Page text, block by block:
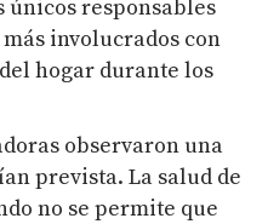
únicos responsables
involucrados con
hogar durante los
observaron una
prevista. La salud de
no se permite que